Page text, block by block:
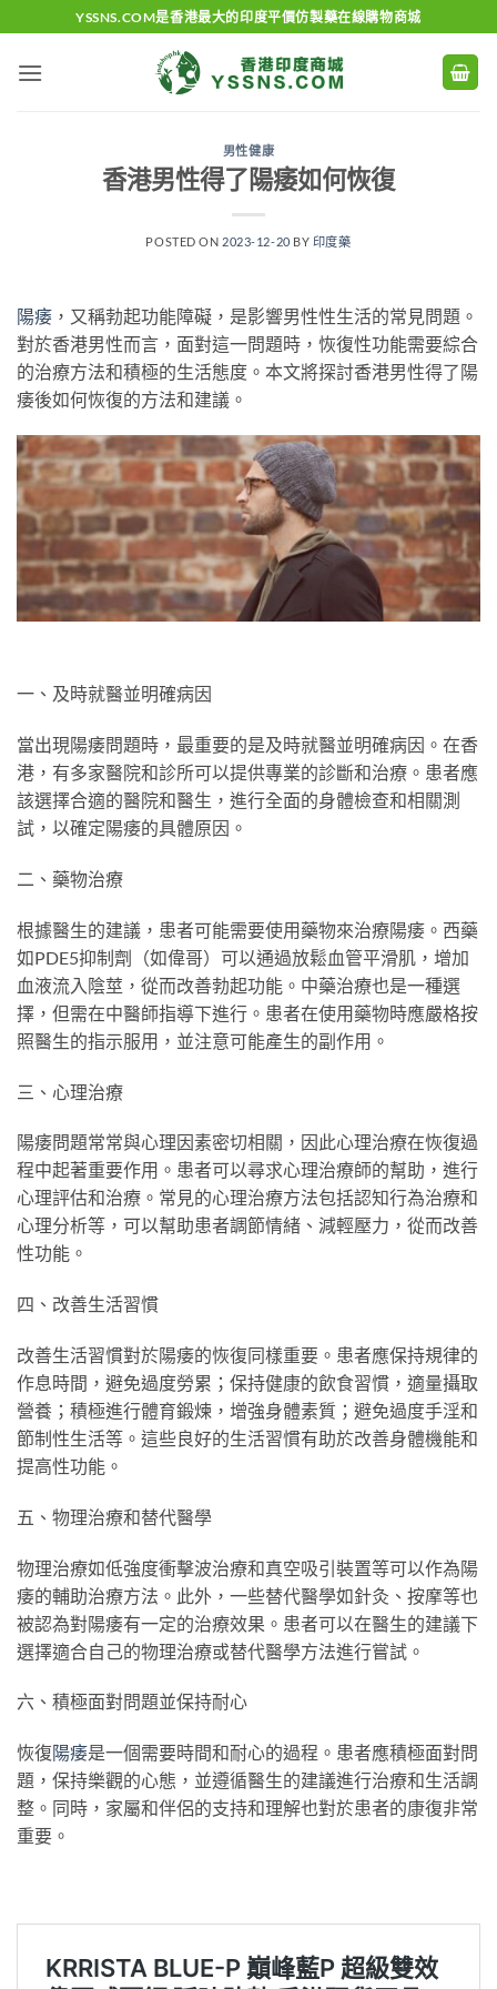
to
content
YSSNS.COM是香港最大的印度平價仿製藥在線購物商城
男性健康
香港男性得了陽痿如何恢復
POSTED ON 2023-12-20 BY 印度藥
陽痿 ，又稱勃起功能障礙，是影響男性性生活的常見問題。
對於香港男性而言，面對這一問題時，恢復性功能需要綜合
的治療方法和積極的生活態度。本文將探討香港男性得了陽
痿後如何恢復的方法和建議。
一、及時就醫並明確病因
當出現陽痿問題時，最重要的是及時就醫並明確病因。在香
港，有多家醫院和診所可以提供專業的診斷和治療。患者應
該選擇合適的醫院和醫生，進行全面的身體檢查和相關測
試，以確定陽痿的具體原因。
二、藥物治療
根據醫生的建議，患者可能需要使用藥物來治療陽痿。西藥
如PDE5抑制劑（如偉哥）可以通過放鬆血管平滑肌，增加
血液流入陰莖，從而改善勃起功能。中藥治療也是一種選
擇，但需在中醫師指導下進行。患者在使用藥物時應嚴格按
照醫生的指示服用，並注意可能產生的副作用。
三、心理治療
陽痿問題常常與心理因素密切相關，因此心理治療在恢復過
程中起著重要作用。患者可以尋求心理治療師的幫助，進行
心理評估和治療。常見的心理治療方法包括認知行為治療和
心理分析等，可以幫助患者調節情緒、減輕壓力，從而改善
性功能。
四、改善生活習慣
改善生活習慣對於陽痿的恢復同樣重要。患者應保持規律的
作息時間，避免過度勞累；保持健康的飲食習慣，適量攝取
營養；積極進行體育鍛煉，增強身體素質；避免過度手淫和
節制性生活等。這些良好的生活習慣有助於改善身體機能和
提高性功能。
五、物理治療和替代醫學
物理治療如低強度衝擊波治療和真空吸引裝置等可以作為陽
痿的輔助治療方法。此外，一些替代醫學如針灸、按摩等也
被認為對陽痿有一定的治療效果。患者可以在醫生的建議下
選擇適合自己的物理治療或替代醫學方法進行嘗試。
六、積極面對問題並保持耐心
恢復陽痿是一個需要時間和耐心的過程。患者應積極面對問
題，保持樂觀的心態，並遵循醫生的建議進行治療和生活調
整。同時，家屬和伴侶的支持和理解也對於患者的康復非常
重要。